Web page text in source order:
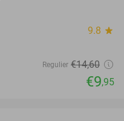
9.8 star
Regulier €14,60
€9,95